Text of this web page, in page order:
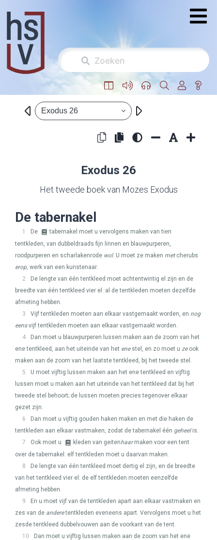
Exodus 26
Exodus 26
Het tweede boek van Mozes Exodus
De tabernakel
1 De
tabernakel moet u vervolgens maken van tien
tentkleden, van dubbeldraads fijn linnen en blauwpurperen,
roodpurperen en scharlakenrode wol. U moet ze maken metcherubs
erop, werk van een kunstenaar.
2
De lengte van één tentkleed moet achtentwintig el zijn en de
breedte van één tentkleed vier el: al de tentkleden moeten dezelfde
afmeting hebben.
3
Vijf tentkleden moeten aan elkaar vastgemaakt worden, en nog
eensvijf tentkleden moeten aan elkaar vastgemaakt worden.
4
Dan moet u blauwpurperen lussen maken aan de zoom van het
ene tentkleed, aan het uiteinde van het enestel, en zo moet u zeook
maken aan de zoom van het laatste tentkleed, bij het tweede stel.
5
U moet vijftig lussen maken aan het ene tentkleed en vijftig
lussen moet u maken aan het uiteinde van het tentkleed dat bij het
tweede stel behoort; de lussen moeten precies tegenover elkaar
gezet zijn.
6
Dan moet u vijftig gouden haken maken en met die haken de
tentkleden aan elkaar vastmaken, zodat de tabernakel één geheelis.
7
Ook moet u kleden van geitenhaarmaken voor een tent
over de tabernakel: elf tentkleden moet u daarvan maken.
8
De lengte van één tentkleed moet dertig el zijn, en de breedte
van het tentkleed vier el: de elf tentkleden moeten eenzelfde
afmeting hebben.
9
En u moet vijf van de tentkleden apart aan elkaar vastmaken en
zes van de anderetentkleden eveneens apart. Vervolgens moet u het
zesde tentkleed dubbelvouwen aan de voorkant van de tent.
10
Dan moet u vijftig lussen maken aan de zoom van het ene